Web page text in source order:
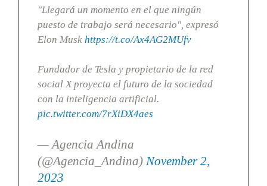
"Llegará un momento en el que ningún
puesto de trabajo será necesario", expresó
Elon Musk https://t.co/Ax4AG2MUfv
Fundador de Tesla y propietario de la red
social X proyecta el futuro de la sociedad
con la inteligencia artificial.
pic.twitter.com/7rXiDX4aes
— Agencia Andina
(@Agencia_Andina) November 2,
2023